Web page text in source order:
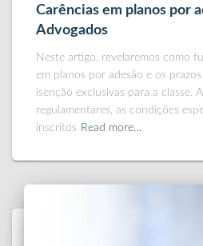
Carências em planos por
Advogados
Neste artigo, revelaremos como
em planos por adesão e os
isenção exclusivas para a classe.
regulamentares, as condições
inscritos Read more…